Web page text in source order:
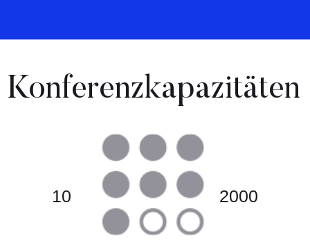
Konferenzkapazitäten
10 2000